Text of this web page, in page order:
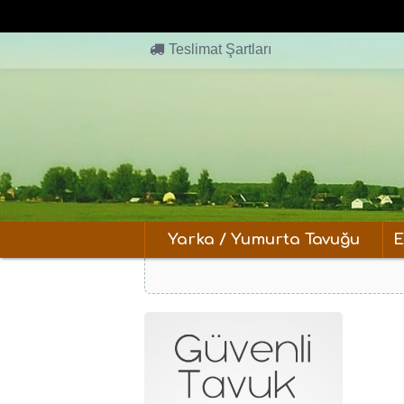
Teslimat Şartları
Yarka / Yumurta Tavuğu